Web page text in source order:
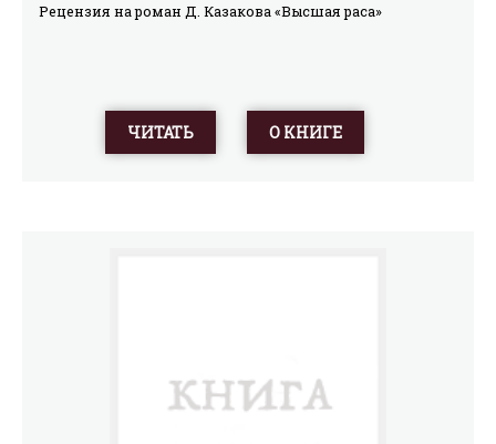
Рецензия на роман Д. Казакова «Высшая раса»
ЧИТАТЬ О КНИГЕ